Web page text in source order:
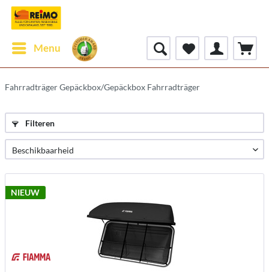
Menu
Fahrradträger Gepäckbox/Gepäckbox Fahrradträger
Filteren
NIEUW